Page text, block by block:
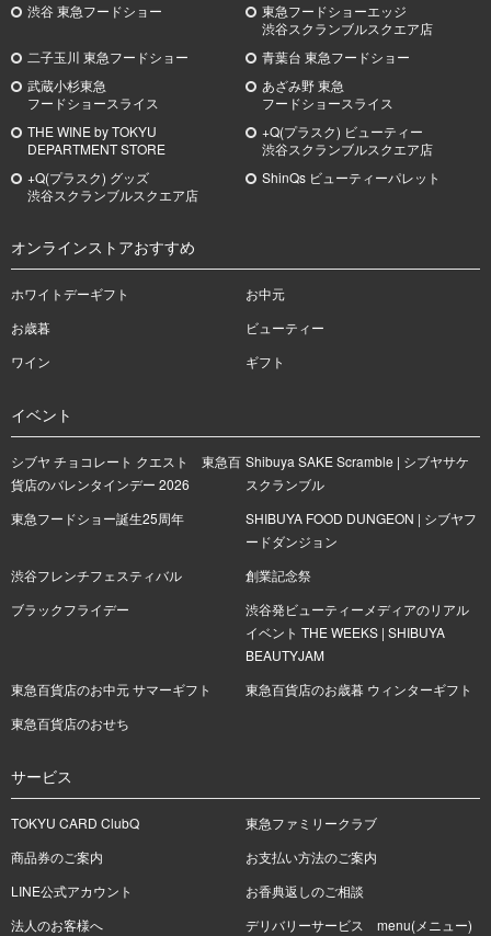
渋谷 東急フードショー
東急フードショーエッジ
渋谷スクランブルスクエア店
二子玉川 東急フードショー
青葉台 東急フードショー
武蔵小杉東急
フードショースライス
あざみ野東急
フードショースライス
THE WINE by TOKYU
DEPARTMENT STORE
+Q(プラスク) ビューティー
渋谷スクランブルスクエア店
+Q(プラスク) グッズ
渋谷スクランブルスクエア店
ShinQs ビューティーパレット
オンラインストアおすすめ
ホワイトデーギフト
お中元
お歳暮
ビューティー
ワイン
ギフト
イベント
シブヤ チョコレート クエスト 東急百
貨店のバレンタインデー 2026
Shibuya SAKE Scramble | シブヤサケ
スクランブル
東急フードショー誕生25周年
SHIBUYA FOOD DUNGEON | シブヤフ
ードダンジョン
渋谷フレンチフェスティバル
創業記念祭
ブラックフライデー
渋谷発ビューティーメディアのリアル
イベント THE WEEKS | SHIBUYA
BEAUTYJAM
東急百貨店のお中元 サマーギフト
東急百貨店のお歳暮 ウィンターギフト
東急百貨店のおせち
サービス
TOKYU CARD ClubQ
東急ファミリークラブ
商品券のご案内
お支払い方法のご案内
LINE公式アカウント
お香典返しのご相談
法人のお客様へ
デリバリーサービス menu(メニュー)